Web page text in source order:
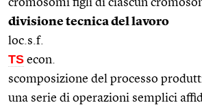
divisione tecnica del lavoro
loc.s.f.
TS econ.
scomposizione del processo
una serie di operazioni semplici